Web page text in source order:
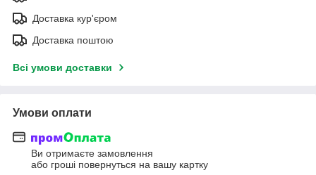
Доставка кур'єром
Доставка поштою
Всі умови доставки
Умови оплати
Ви отримаєте замовлення
або гроші повернуться на вашу картку